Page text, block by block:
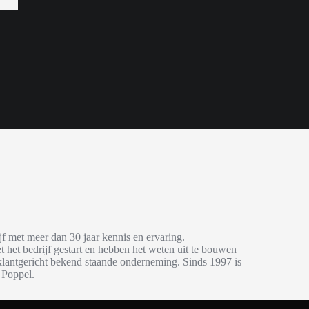
meer dan 30 jaar kennis en ervaring.
bedrijf gestart en hebben het weten uit te bouwen
bekend staande onderneming. Sinds 1997 is